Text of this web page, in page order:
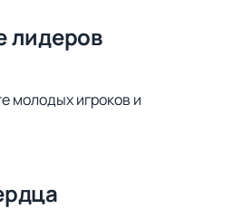
лидеров
молодых игроков и